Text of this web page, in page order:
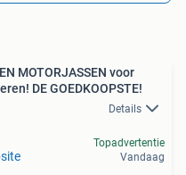
MOTORJASSEN voor
DE GOEDKOOPSTE!
Details
Topadvertentie
Vandaag